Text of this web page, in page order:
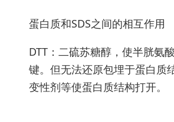
蛋白质和SDS之间的相互作用
DTT：二硫苏糖醇，使半胱氨
键。但无法还原包埋于蛋白质
变性剂等使蛋白质结构打开。